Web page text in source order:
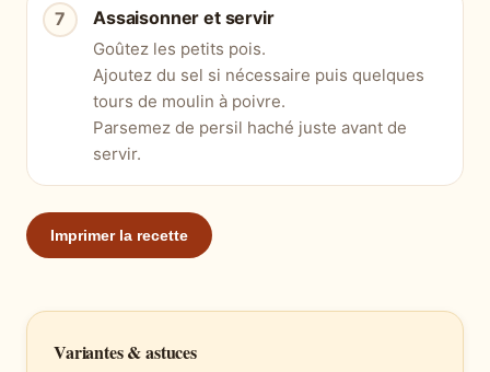
Assaisonner et servir
Goûtez les petits pois.
Ajoutez du sel si nécessaire puis quelques
tours de moulin à poivre.
Parsemez de persil haché juste avant de
servir.
Imprimer la recette
Variantes & astuces